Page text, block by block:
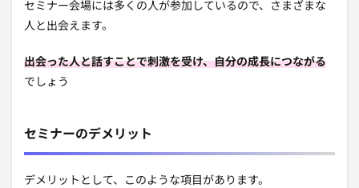
セミナー会場には多くの人が参加しているので、さまざまな
人と出会えます。
出会った人と話すことで刺激を受け、自分の成長につながる
でしょう
セミナーのデメリット
デメリットとして、このような項目があります。